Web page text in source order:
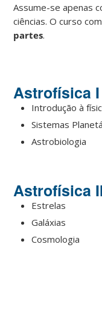
Assume-se apenas
ciências. O curso
partes.
Astrofísica I
Introdução à
Sistemas
Astrobiologia
Astrofísica
Estrelas
Galáxias
Cosmologia